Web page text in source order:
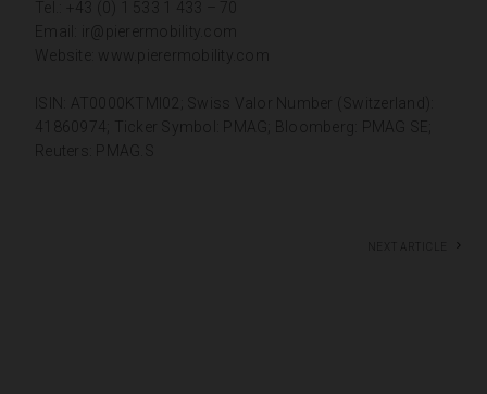
Tel.: +43 (0) 1 533 1 433 – 70
Email:
ir@pierermobility.com
Website:
www.pierermobility.com
ISIN: AT0000KTMI02; Swiss Valor Number (Switzerland):
41860974; Ticker Symbol: PMAG; Bloomberg: PMAG SE;
Reuters: PMAG.S
Next article